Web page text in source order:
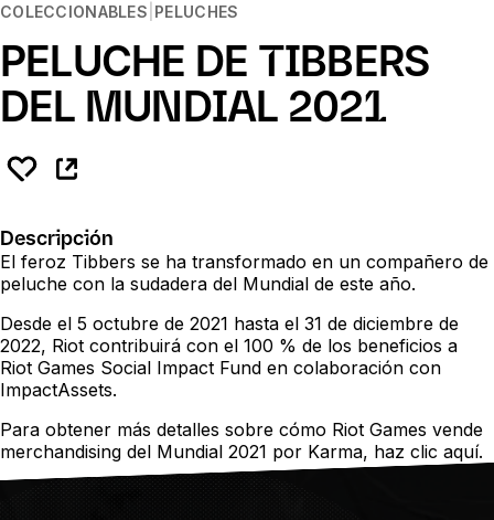
COLECCIONABLES PELUCHES
PELUCHE DE TIBBERS
DEL MUNDIAL 2021
Descripción
El feroz Tibbers se ha transformado en un compañero de
peluche con la sudadera del Mundial de este año.
Desde el 5 octubre de 2021 hasta el 31 de diciembre de
2022, Riot contribuirá con el 100 % de los beneficios a
Riot Games Social Impact Fund en colaboración con
ImpactAssets.
Para obtener más detalles sobre cómo Riot Games vende
merchandising del Mundial 2021 por Karma, haz clic aquí.